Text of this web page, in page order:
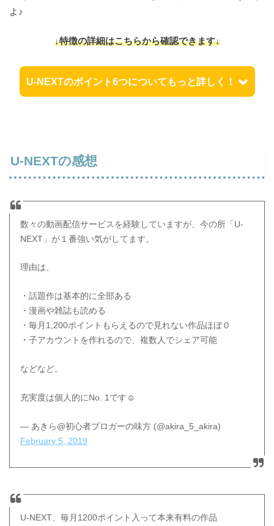
よ♪
↓特徴の詳細はこちらから確認できます↓
U-NEXTのポイント6つについてもっと詳しく！
90000本以上の映像、70冊以上の雑
誌
毎月1200ポイントのプレゼントがある
このポイントは最新作など「ポイント作品」に分類
るクーポンに引き換えることもできちゃいます。
1つの契約で4つのアカウントが作れる
U-NEXTの感想
数々の動画配信サービスを経験していますが、今の所「U-
NEXT」が１番強い気がしてます。
理由は、
・話題作は基本的に全部ある
・漫画や雑誌も読める
・毎月1,200ポイントもらえるので見れない作品ほぼ０
・子アカウントを作れるので、複数人でシェア可能
などなど。
充実度は個人的にNo. 1です☺️
— あきら@初心者ブロガーの味方 (@akira_5_akira)
February 5, 2019
U-NEXT、毎月1200ポイント入って本来有料の作品